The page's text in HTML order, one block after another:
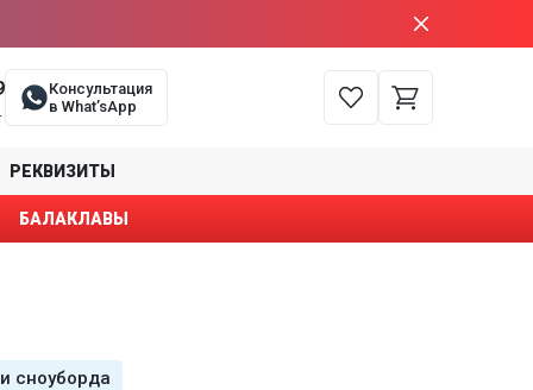
Консультация
в What’sApp
РЕКВИЗИТЫ
БАЛАКЛАВЫ
сноуборда